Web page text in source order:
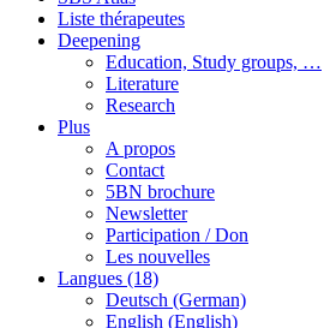
Liste thérapeutes
Deepening
Education, Study groups, …
Literature
Research
Plus
A propos
Contact
5BN brochure
Newsletter
Participation / Don
Les nouvelles
Langues (18)
Deutsch (German)
English (English)